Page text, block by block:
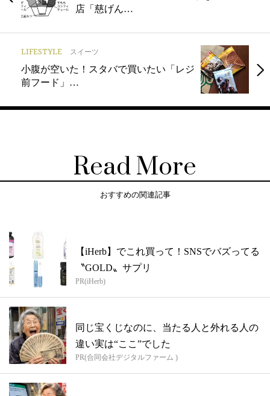
店「慈げん…
LIFESTYLE スイーツ
小腹が空いた！スタバで買いたい「レジ
前フード」…
Read More
おすすめの関連記事
【iHerb】でこれ買って！SNSでバズってる
〝GOLD〟サプリ
PR(iHerb)
同じ宝くじなのに、当たる人と外れる人の
違い実は“ここ”でした
PR(合同会社デジタルファーム )